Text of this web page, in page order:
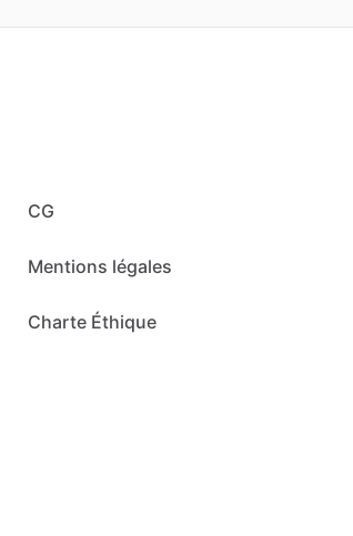
CG
Mentions légales
Charte Éthique